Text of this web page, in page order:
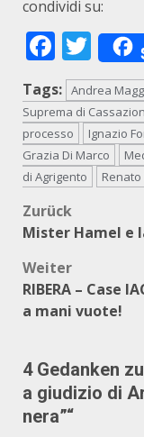
condividi su:
Tags: Andrea
Suprema di
processo
Ignazio
Grazia Di Marco
di Agrigento
Zurück
Mister Hamel e
Weiter
RIBERA – Case
a mani vuote!
4 Gedanken
a giudizio di
nera”“